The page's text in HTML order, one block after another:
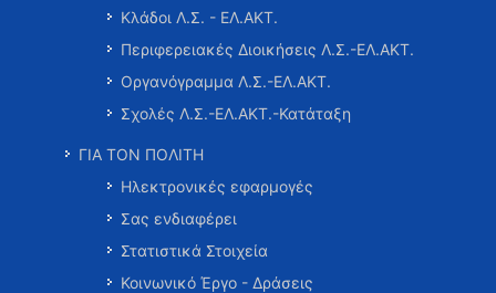
Κλάδοι Λ.Σ. - ΕΛ.ΑΚΤ.
Περιφερειακές Διοικήσεις Λ.Σ.-ΕΛ.ΑΚΤ.
Οργανόγραμμα Λ.Σ.-ΕΛ.ΑΚΤ.
Σχολές Λ.Σ.-ΕΛ.ΑΚΤ.-Κατάταξη
ΓΙΑ ΤΟΝ ΠΟΛΙΤΗ
Ηλεκτρονικές εφαρμογές
Σας ενδιαφέρει
Στατιστικά Στοιχεία
Κοινωνικό Έργο - Δράσεις